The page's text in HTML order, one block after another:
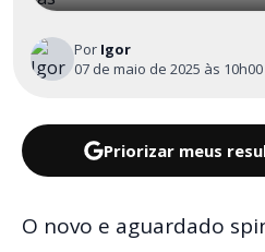
Por Igor
07 de maio de 2025 às 10h00
Priorizar meus
O novo e aguardado